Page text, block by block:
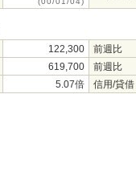
122,300
前週比
619,700
前週比
5.07倍 信用/貸借